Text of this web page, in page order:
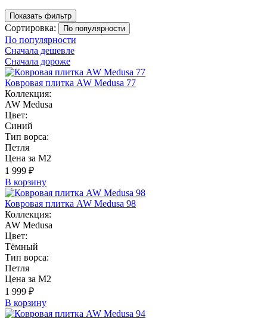
Показать фильтр
Сортировка: По популярности
По популярности
Сначала дешевле
Сначала дороже
Ковровая плитка AW Medusa 77
Коллекция:
AW Medusa
Цвет:
Синий
Тип ворса:
Петля
Цена за М2
1 999 ₽
В корзину
Ковровая плитка AW Medusa 98
Коллекция:
AW Medusa
Цвет:
Тёмный
Тип ворса:
Петля
Цена за М2
1 999 ₽
В корзину